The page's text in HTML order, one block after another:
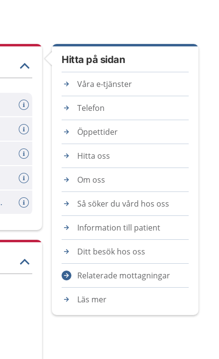
deltagit
Hitta på sidan
Våra e-tjänster
Telefon
Öppettider
Hitta oss
Om oss
Så söker du vård hos oss
Information till patient
Ditt besök hos oss
Relaterade mottagningar
Läs mer